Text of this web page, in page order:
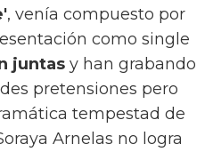
, venía compuesto por
como single
juntas y han grabando
pretensiones pero
tempestad de
Arnelas no logra